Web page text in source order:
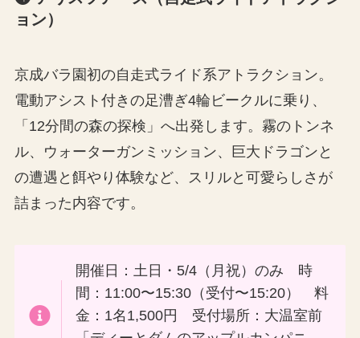
ョン）
京成バラ園初の自走式ライド系アトラクション。
電動アシスト付きの足漕ぎ4輪ビークルに乗り、
「12分間の森の探検」へ出発します。霧のトンネ
ル、ウォーターガンミッション、巨大ドラゴンと
の遭遇と餌やり体験など、スリルと可愛らしさが
詰まった内容です。
開催日：土日・5/4（月祝）のみ 時
間：11:00〜15:30（受付〜15:20） 料
金：1名1,500円 受付場所：大温室前